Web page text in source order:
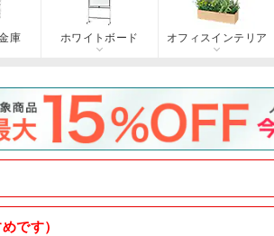
庫 ホワイトボード オフィスインテリア
です）